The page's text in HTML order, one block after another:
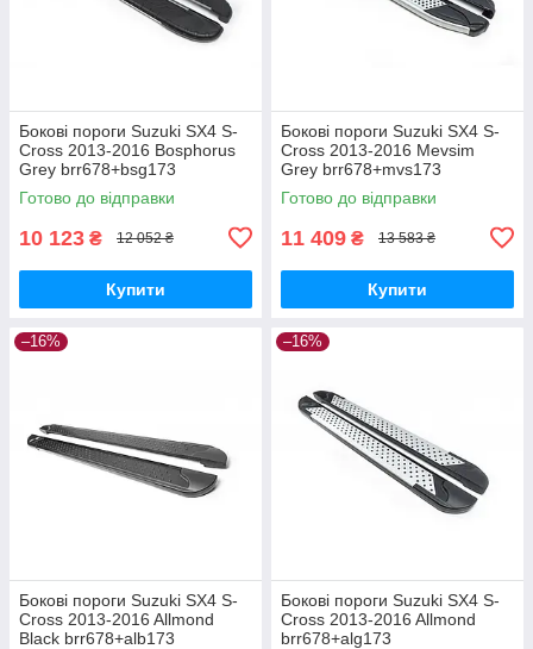
Бокові пороги Suzuki SX4 S-
Cross 2013-2016 Bosphorus
Grey brr678+bsg173
Готово до відправки
10 123 ₴ 12 052 ₴
Купити
Бокові пороги Suzuki SX4 S-
Cross 2013-2016 Mevsim
Grey brr678+mvs173
Готово до відправки
11 409 ₴ 13 583 ₴
Купити
–16%
Бокові пороги Suzuki SX4 S-
Cross 2013-2016 Allmond
Black brr678+alb173
–16%
Бокові пороги Suzuki SX4 S-
Cross 2013-2016 Allmond
brr678+alg173